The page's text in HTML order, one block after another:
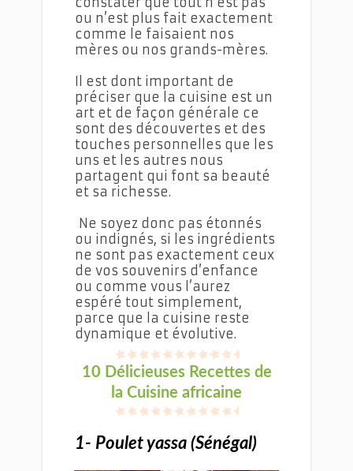
ou n’est plus fait exactement
comme le faisaient nos
mères ou nos grands-mères.
Il est dont important de
préciser que la cuisine est un
art et de façon générale ce
sont des découvertes et des
touches personnelles que les
uns et les autres nous
partagent qui font sa beauté
et sa richesse.
Ne soyez donc pas étonnés
ou indignés, si les ingrédients
ne sont pas exactement ceux
de vos souvenirs d’enfance
ou comme vous l’aurez
espéré tout simplement,
parce que la cuisine reste
dynamique et évolutive.
10 Délicieuses Recettes de
la Cuisine africaine
1- Poulet yassa (Sénégal)